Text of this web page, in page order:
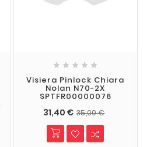
    
Visiera Pinlock Chiara
Nolan N70-2X
SPTFR00000076
31,40 € 35,00 €